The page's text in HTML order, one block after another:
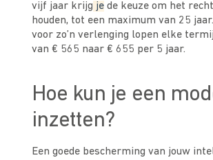
vijf jaar krijg je de keuze om het
houden, tot een maximum van 25
voor zo’n verlenging lopen elke
van € 565 naar € 655 per 5 jaar.
Hoe kun je een
inzetten?
Een goede bescherming van jouw